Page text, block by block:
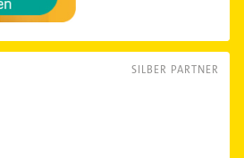
SILBER PARTNER